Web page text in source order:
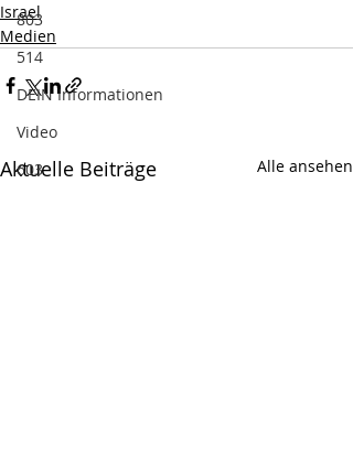
803
514
DEIN Informationen
Video
603
Israel
Medien
Aktuelle Beiträge Alle ansehen